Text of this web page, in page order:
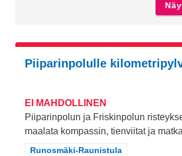
Piiparinpolulle
EI MAHDOLLINEN
Piiparinpolun ja Friskinpolun
maalata kompassin, tienviitat ja
Rajaa tulokset teeman mukaan:
Runosmäki-Raunistula